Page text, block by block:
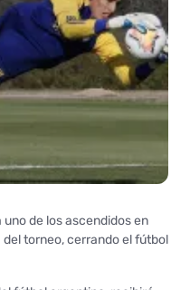
uno de los ascendidos en
torneo, cerrando el fútbol